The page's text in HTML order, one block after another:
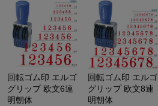
回転ゴム印 エルゴ
グリップ 欧文6連
明朝体
回転ゴム印 エルゴ
グリップ 欧文8連
明朝体